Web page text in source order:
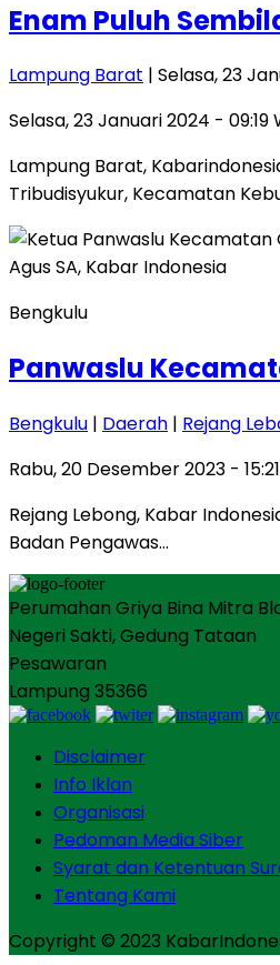
Enam Puluh
Lampung Barat | Selasa, 23
Selasa, 23 Januari 2024 - 09:19
Lampung Barat,
Tribudisyukur, Kecamatan
Bengkulu
Panwaslu
Bengkulu | Daerah | Rejang
Rabu, 20 Desember 2023 -
Rejang Lebong, Kabar
Badan Pengawas…
Perumahan Griya Bina Mitra
Negeri Sakti, Gedung Tataan
Pesawaran
Lampung 35366
Disclaimer
Info Iklan
Organisasi
Pedoman Media Siber
Syarat dan Ketentuan
Tentang Kami
Copyright © 2023